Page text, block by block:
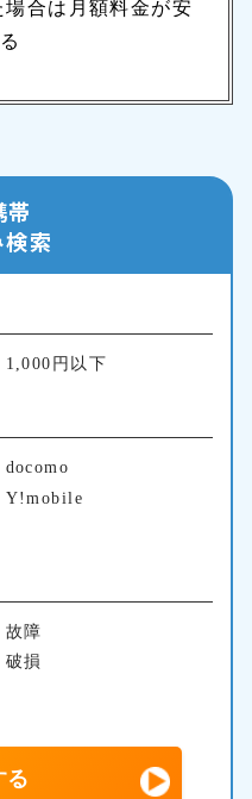
合は月額料金が安
帯
検索
1,000円以下
docomo
Y!mobile
故障
破損